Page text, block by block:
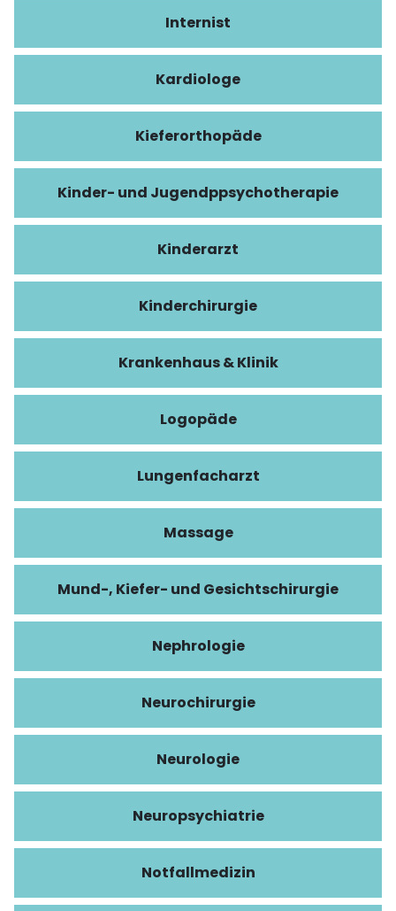
Internist
Kardiologe
Kieferorthopäde
Kinder- und Jugendppsychotherapie
Kinderarzt
Kinderchirurgie
Krankenhaus & Klinik
Logopäde
Lungenfacharzt
Massage
Mund-, Kiefer- und Gesichtschirurgie
Nephrologie
Neurochirurgie
Neurologie
Neuropsychiatrie
Notfallmedizin